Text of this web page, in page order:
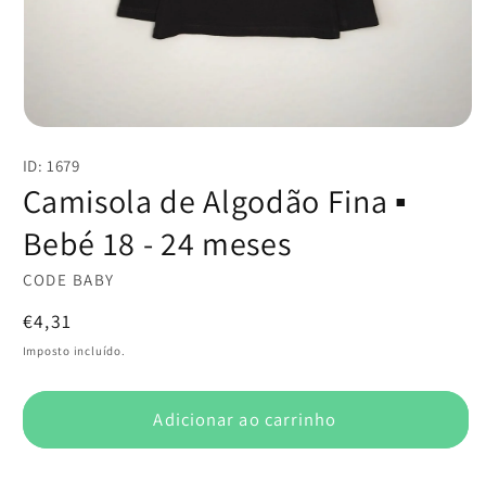
multimédia
em
modal
ID: 1679
Camisola de Algodão Fina ▪️
Bebé 18 - 24 meses
CODE BABY
Preço
normal
€4,31
Imposto incluído.
Adicionar ao carrinho